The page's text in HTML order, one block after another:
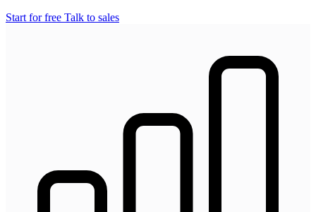
Start for free Talk to sales